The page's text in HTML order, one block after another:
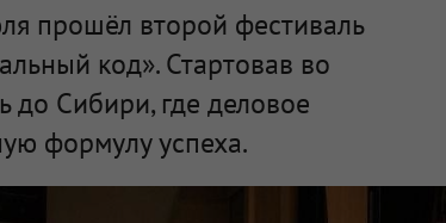
прошёл второй фестиваль
код». Стартовав во
до Сибири, где деловое
формулу успеха.